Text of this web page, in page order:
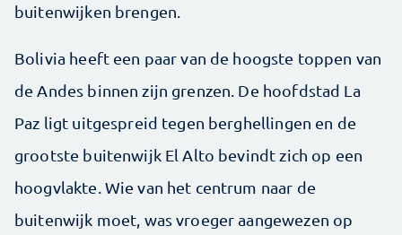
buitenwijken brengen.
Bolivia heeft een paar van de hoogste toppen van
de Andes binnen zijn grenzen. De hoofdstad La
Paz ligt uitgespreid tegen berghellingen en de
grootste buitenwijk El Alto bevindt zich op een
hoogvlakte. Wie van het centrum naar de
buitenwijk moet, was vroeger aangewezen op